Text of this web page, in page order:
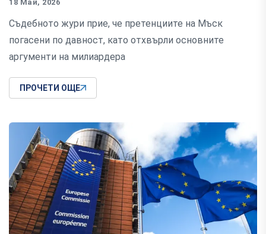
18 Май, 2026
Съдебното жури прие, че претенциите на Мъск
погасени по давност, като отхвърли основните
аргументи на милиардера
ПРОЧЕТИ ОЩЕ